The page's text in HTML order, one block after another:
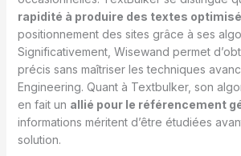
rapidité à produire des textes
positionnement des sites grâce à ses
Significativement, Wisewand permet
précis sans maîtriser les techniques
Engineering. Quant à Textbulker, son
en fait un allié pour le référencement
informations méritent d’être étudiées
solution.